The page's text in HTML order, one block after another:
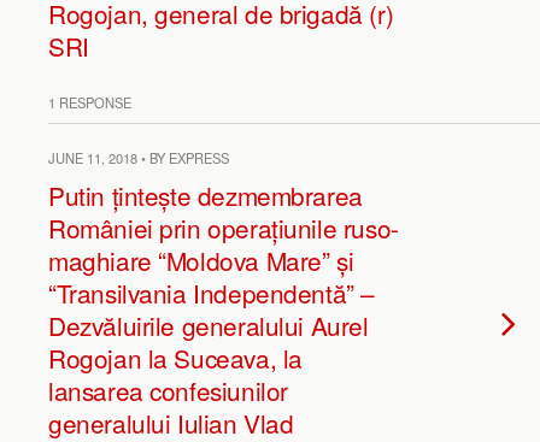
Rogojan, general de brigadă (r)
SRI
1 RESPONSE
JUNE 11, 2018 • BY EXPRESS
Putin țintește dezmembrarea
României prin operațiunile ruso-
maghiare “Moldova Mare” și
“Transilvania Independentă” –
Dezvăluirile generalului Aurel
Rogojan la Suceava, la
lansarea confesiunilor
generalului Iulian Vlad